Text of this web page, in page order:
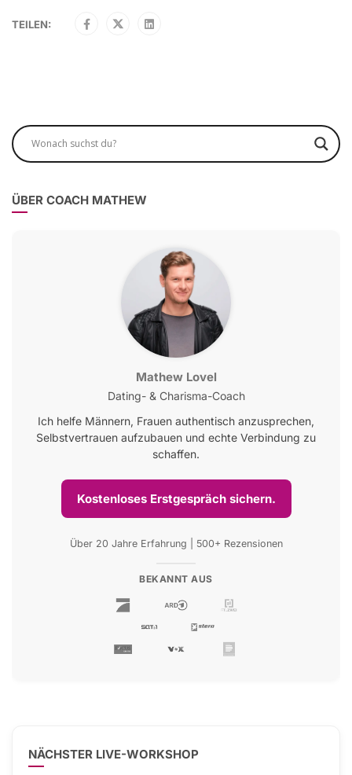
TEILEN:
ÜBER COACH MATHEW
Mathew Lovel
Dating- & Charisma-Coach
Ich helfe Männern, Frauen authentisch anzusprechen,
Selbstvertrauen aufzubauen und echte Verbindung zu
schaffen.
Kostenloses Erstgespräch sichern.
Über 20 Jahre Erfahrung | 500+ Rezensionen
BEKANNT AUS
NÄCHSTER LIVE-WORKSHOP